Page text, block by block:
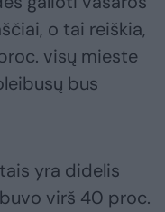
o tai reiškia,
visų mieste
bus
yra didelis
virš 40 proc.